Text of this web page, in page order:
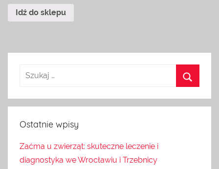
Idź do sklepu
Ostatnie wpisy
Zaćma u zwierząt: skuteczne leczenie i
diagnostyka we Wrocławiu i Trzebnicy